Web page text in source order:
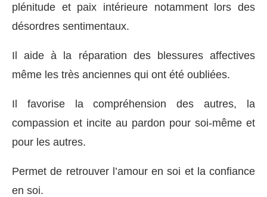
plénitude et paix intérieure notamment lors des
désordres sentimentaux.
Il aide à la réparation des blessures affectives
même les très anciennes qui ont été oubliées.
Il favorise la compréhension des autres, la
compassion et incite au pardon pour soi-même et
pour les autres.
Permet de retrouver l’amour en soi et la confiance
en soi.